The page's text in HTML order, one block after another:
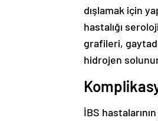
dışlamak için
hastalığı
grafileri,
hidrojen
İBS